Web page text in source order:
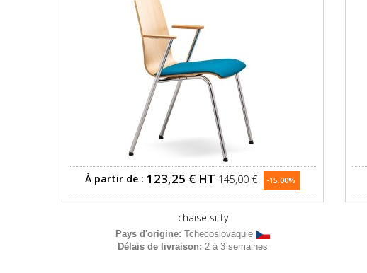
À partir de : 123,25 € HT 145,00 € -15.00%
chaise sitty
Pays d'origine: Tchecoslovaquie
Délais de livraison: 2 à 3 semaines